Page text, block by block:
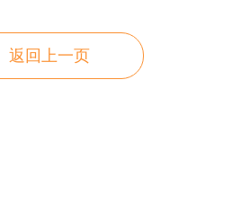
返回上一页